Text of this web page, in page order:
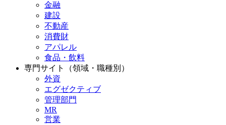
金融
建設
不動産
消費財
アパレル
食品・飲料
専門サイト（領域・職種別）
外資
エグゼクティブ
管理部門
MR
営業